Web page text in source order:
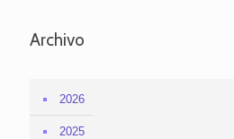
Archivo
2026
2025